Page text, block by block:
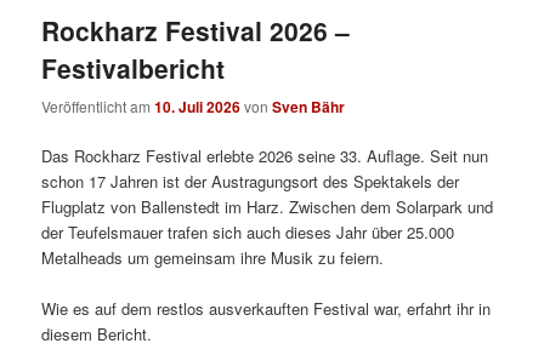
Rockharz Festival 2026 –
Festivalbericht
Veröffentlicht am10. Juli 2026vonSven Bähr
Das Rockharz Festival erlebte 2026 seine 33. Auflage. Seit nun
schon 17 Jahren ist der Austragungsort des Spektakels der
Flugplatz von Ballenstedt im Harz. Zwischen dem Solarpark und
der Teufelsmauer trafen sich auch dieses Jahr über 25.000
Metalheads um gemeinsam ihre Musik zu feiern.
Wie es auf dem restlos ausverkauften Festival war, erfahrt ihr in
diesem Bericht.